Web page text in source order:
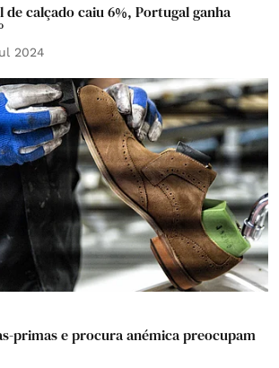
calçado caiu 6%, Portugal ganha
2024
primas e procura anémica preocupam